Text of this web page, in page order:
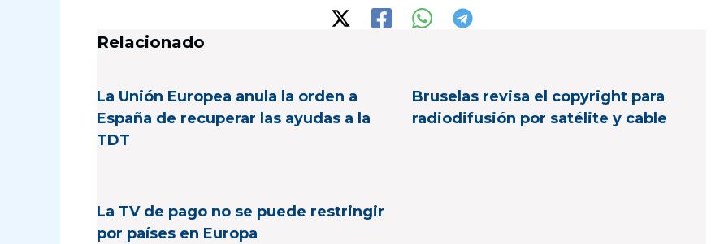
Relacionado
La Unión Europea anula la orden a
España de recuperar las ayudas a la
TDT
Bruselas revisa el copyright para
radiodifusión por satélite y cable
La TV de pago no se puede restringir
por países en Europa